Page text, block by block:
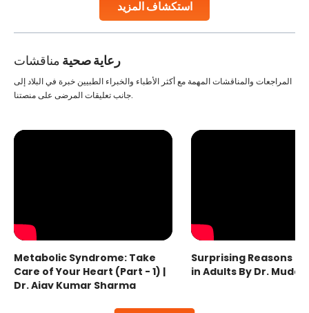
استكشاف المزيد
رعاية صحية مناقشات
المراجعات والمناقشات المهمة مع أكثر الأطباء والخبراء الطبيين خبرة في البلاد إلى
جانب تعليقات المرضى على منصتنا.
Metabolic Syndrome: Take
Care of Your Heart (Part - 1) |
Dr. Ajay Kumar Sharma
Surprising Reasons
in Adults By Dr.